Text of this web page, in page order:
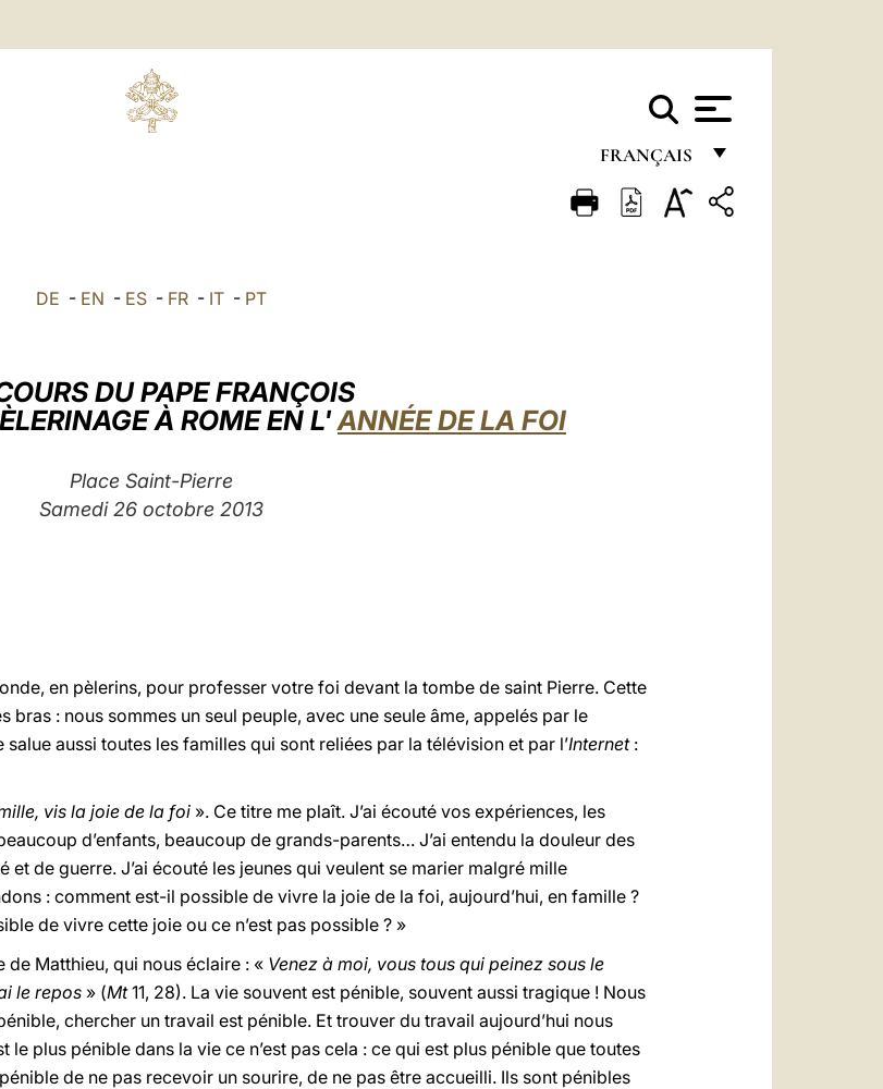
FRANÇAIS
FRANÇAIS
DE - EN - ES - FR - IT - PT
DU PAPE FRANÇOIS
À ROME EN L'ANNÉE DE LA FOI
Place Saint-Pierre
Samedi 26 octobre 2013
en pèlerins, pour professer votre foi devant la tombe de saint Pierre. Cette
bras : nous sommes un seul peuple, avec une seule âme, appelés par le
aussi toutes les familles qui sont reliées par la télévision et par l’Internet:
vis la joie de la foi ». Ce titre me plaît. J’ai écouté vos expériences, les
d’enfants, beaucoup de grands-parents… J’ai entendu la douleur des
de guerre. J’ai écouté les jeunes qui veulent se marier malgré mille
: comment est-il possible de vivre la joie de la foi, aujourd’hui, en famille ?
de vivre cette joie ou ce n’est pas possible ? »
de Matthieu, qui nous éclaire : « Venez à moi, vous tous qui peinez sous le
le repos » (Mt11, 28). La vie souvent est pénible, souvent aussi tragique ! Nous
chercher un travail est pénible. Et trouver du travail aujourd’hui nous
le plus pénible dans la vie ce n’est pas cela : ce qui est plus pénible que toutes
pénible de ne pas recevoir un sourire, de ne pas être accueilli. Ils sont pénibles